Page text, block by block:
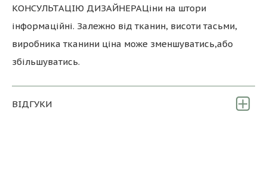
КОНСУЛЬТАЦІЮ ДИЗАЙНЕРАЦіни на штори
інформаційні. Залежно від тканин, висоти тасьми,
виробника тканини ціна може зменшуватись,або
збільшуватись.
ВІДГУКИ